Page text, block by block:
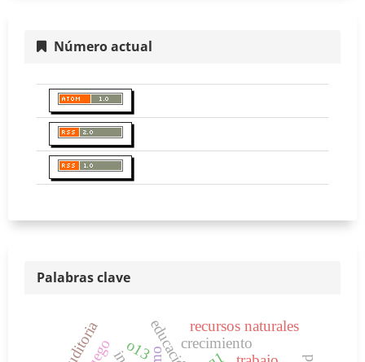
Número actual
Palabras clave
educacióncrecimiento
o13
recursos naturales
auditoria